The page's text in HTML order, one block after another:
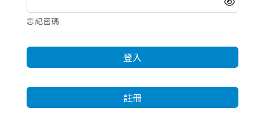
忘記密碼
登入
註冊